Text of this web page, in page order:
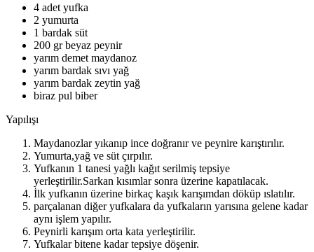
4 adet yufka
2 yumurta
1 bardak süt
200 gr beyaz peynir
yarım demet maydanoz
yarım bardak sıvı yağ
yarım bardak zeytin yağ
biraz pul biber
Yapılışı
Maydanozlar yıkanıp ince doğranır ve peynire karıştırılır.
Yumurta,yağ ve süt çırpılır.
Yufkanın 1 tanesi yağlı kağıt serilmiş tepsiye
yerleştirilir.Sarkan kısımlar sonra üzerine kapatılacak.
İlk yufkanın üzerine birkaç kaşık karışımdan döküp ıslatılır.
parçalanan diğer yufkalara da yufkaların yarısına gelene kadar
aynı işlem yapılır.
Peynirli karışım orta kata yerleştirilir.
Yufkalar bitene kadar tepsiye döşenir.